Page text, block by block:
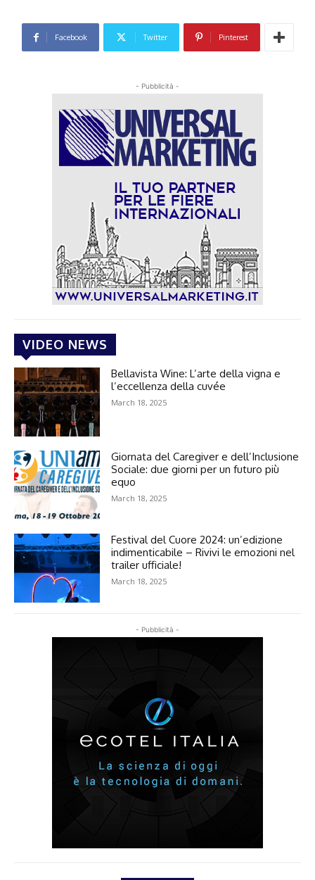
Facebook Twitter Pinterest
- Pubblicità -
VIDEO NEWS
Bellavista Wine: L’arte della vigna e
l’eccellenza della cuvée
March 18, 2025
Giornata del Caregiver e dell’Inclusione
Sociale: due giorni per un futuro più
equo
March 18, 2025
Festival del Cuore 2024: un’edizione
indimenticabile – Rivivi le emozioni nel
trailer ufficiale!
March 18, 2025
- Pubblicità -